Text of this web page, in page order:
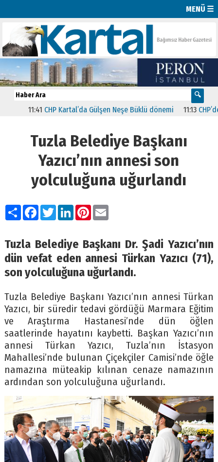
MENÜ ☰
CHP Kartal’da Gülşen Neşe Büklü dönemi 11:13 CHP’de
Tuzla Belediye Başkanı
Yazıcı’nın annesi son
yolculuğuna uğurlandı
PaylaşFacebook
TwitterLinkedIn
Pinterest
Email
Tuzla Belediye Başkanı Dr. Şadi Yazıcı’nın
dün vefat eden annesi Türkan Yazıcı (71),
son yolculuğuna uğurlandı.
Tuzla Belediye Başkanı Yazıcı’nın annesi Türkan
Yazıcı, bir süredir tedavi gördüğü Marmara Eğitim
ve Araştırma Hastanesi’nde dün öğlen
saatlerinde hayatını kaybetti. Başkan Yazıcı’nın
annesi Türkan Yazıcı, Tuzla’nın İstasyon
Mahallesi’nde bulunan Çiçekçiler Camisi’nde öğle
namazına müteakip kılınan cenaze namazının
ardından son yolculuğuna uğurlandı.